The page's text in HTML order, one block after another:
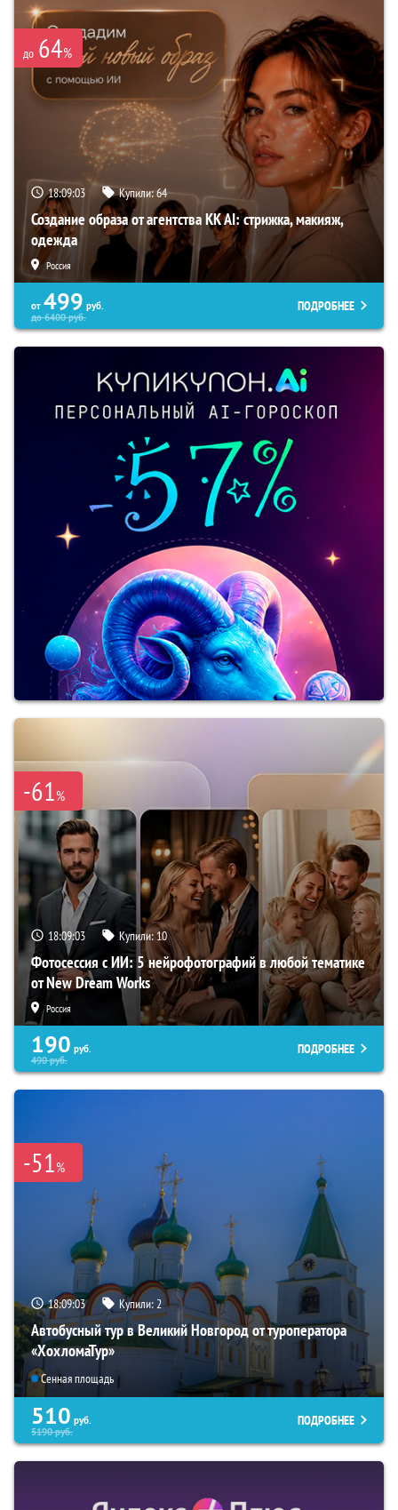
до 64%
18:09:02 Купили:64
Создание образа от агентства KK AI: стрижка, макияж,
одежда
Россия
от 499 руб.
до6400руб.
ПОДРОБНЕЕ
-61%
18:09:02 Купили:10
Фотосессия с ИИ: 5 нейрофотографий в любой тематике
от New Dream Works
Россия
190 руб.
490руб.
ПОДРОБНЕЕ
-51%
18:09:02 Купили:2
Автобусный тур в Великий Новгород от туроператора
«ХохломаТур»
Сенная площадь
510 руб.
5190руб.
ПОДРОБНЕЕ